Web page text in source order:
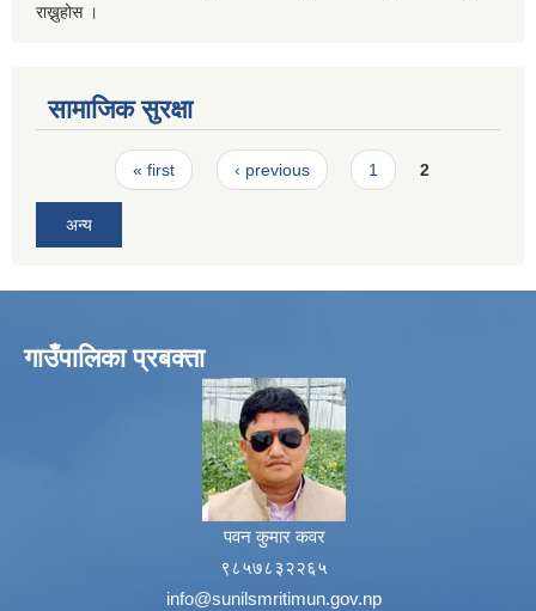
राख्नुहोस ।
सामाजिक सुरक्षा
Pages« first ‹ previous 1 2
अन्य
गाउँपालिका प्रबक्ता
पवन कुमार कवर
९८५७८३२२६५
info@sunilsmritimun.gov.np